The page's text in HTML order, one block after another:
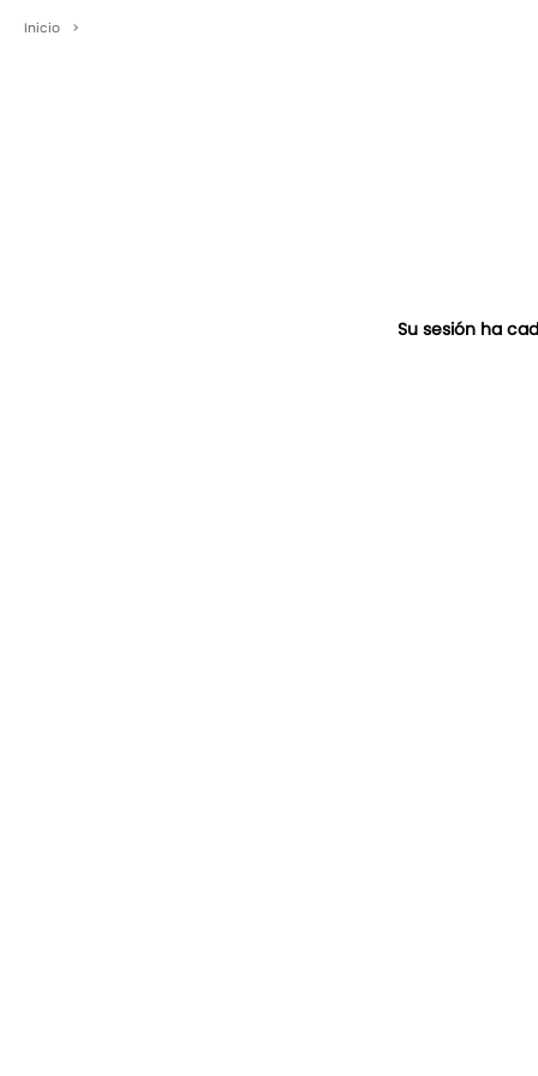
Inicio >
Su sesión ha